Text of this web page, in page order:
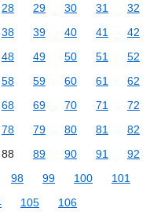
28 29 30 31
32
38 39 40 41
42
48 49 50 51
52
58 59 60 61
62
68 69 70 71
72
78 79 80 81
82
88 89 90 91
92
98 99 100
101
105 106